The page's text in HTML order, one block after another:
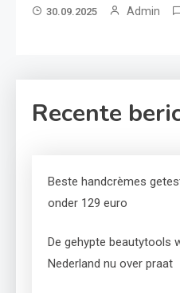
30.09.2025 Admin
Recente
Beste handcrèmes
onder 129 euro
De gehypte beautytools
Nederland nu over praat